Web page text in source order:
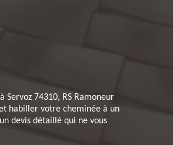
Servoz 74310, RS Ramoneur
habiller votre cheminée à un
devis détaillé qui ne vous